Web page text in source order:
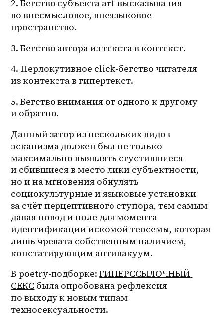
2. Бегство субъекта art-высказывания
во внесмысловое, внеязыковое
пространство.
3. Бегство автора из текста в контекст.
4. Перлокутивное click-бегство читателя
из контекста в гипертекст.
5. Бегство внимания от одного к другому
и обратно.
Данный затор из нескольких видов
эскапизма должен был не только
максимально выявлять сгустившиеся
и сбившиеся в место лики субъектности,
но и на мгновения обнулять
социокультурные и языковые установки
за счёт перцептивного ступора, тем самым
давая повод и поле для момента
идентификации искомой теосемы, которая
лишь чревата собственным наличием,
констатирующим антивакуум.
В poetry-подборке: ГИПЕРССЫЛОЧНЫЙ
СЕКС была опробована рефлексия
по выходу к новым типам
техносексуальности.